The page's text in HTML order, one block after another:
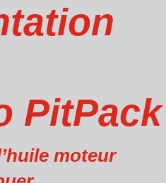
PitPack
moteur